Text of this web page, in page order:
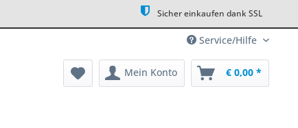
Sicher einkaufen dank SSL
Service/Hilfe
Mein Konto € 0,00 *